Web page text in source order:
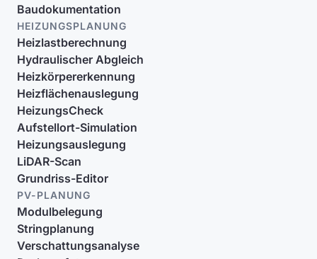
Baudokumentation
HEIZUNGSPLANUNG
Heizlastberechnung
Hydraulischer Abgleich
Heizkörpererkennung
Heizflächenauslegung
HeizungsCheck
Aufstellort-Simulation
Heizungsauslegung
LiDAR-Scan
Grundriss-Editor
PV-PLANUNG
Modulbelegung
Stringplanung
Verschattungsanalyse